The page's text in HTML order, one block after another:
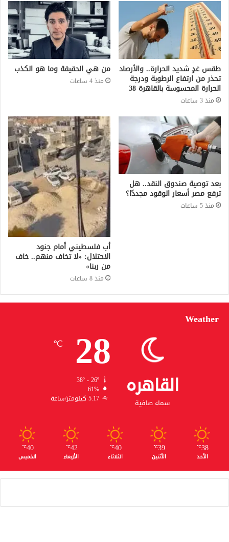
طقس غدٍ شديد الحرارة.. والأرصاد
تحذر من ارتفاع الرطوبة ودرجة
الحرارة المحسوسة بالقاهرة 38
منذ 3 ساعات
من هي الحقيقة وما هو الكذب
منذ 4 ساعات
بعد توصية صندوق النقد.. هل
ترفع مصر أسعار الوقود مجددًا؟
منذ 5 ساعات
أب فلسطيني أمام جنود
الاحتلال: «لا تخاف منهم.. خاف
من ربنا»
منذ 8 ساعات
Weather
القاهره
سماء صافية
28
℃
38º - 26º
61%
5.17 كيلومتر/ساعة
38
℃
الأحد
39
℃
الأثنين
40
℃
الثلاثاء
42
℃
الأربعاء
40
℃
الخميس